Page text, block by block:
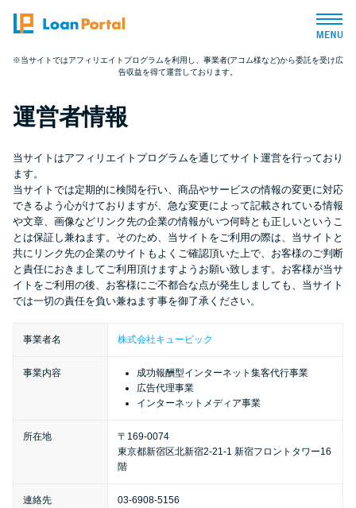
トップページ
おすすめコンテンツ
とにかくすぐ借りたい方向け
バレずに借りたい方向け
カードローン診断
カードローンQ&A
特集ページ
※当サイトではアフィリエイトプログラムを利用し、事業者(アコム様など)から委託を受け広
告収益を得て運営しております。
運営者情報
当サイトはアフィリエイトプログラムを通じてサイト運営を行っており
ます。
当サイトでは定期的に検閲を行い、商品やサービスの情報の変更に対応
できるよう心がけておりますが、急な変更によって記載されている情報
や文章、画像などリンク先の企業の情報がいつ何時とも正しいというこ
とは保証し兼ねます。そのため、当サイトをご利用の際は、当サイトと
共にリンク先の企業のサイトもよくご確認頂いた上で、お客様のご判断
と責任におきましてご利用頂けますようお願い致します。お客様が当サ
イトをご利用の後、お客様にご不都合な点が発生しましても、当サイト
では一切の責任を負い兼ねます事を御了承ください。
事業者名 株式会社キュービック
事業内容
成功報酬型インターネット集客代行事業
広告代理事業
インターネットメディア事業
所在地
〒169-0074
東京都新宿区北新宿2-21-1 新宿フロントタワー16
階
連絡先 03-6908-5156